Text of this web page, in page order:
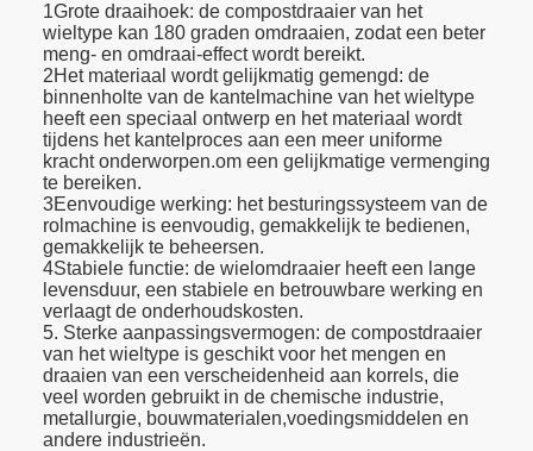
1Grote draaihoek: de compostdraaier van het
wieltype kan 180 graden omdraaien, zodat een beter
meng- en omdraai-effect wordt bereikt.
2Het materiaal wordt gelijkmatig gemengd: de
binnenholte van de kantelmachine van het wieltype
heeft een speciaal ontwerp en het materiaal wordt
tijdens het kantelproces aan een meer uniforme
kracht onderworpen.om een gelijkmatige vermenging
te bereiken.
3Eenvoudige werking: het besturingssysteem van de
rolmachine is eenvoudig, gemakkelijk te bedienen,
gemakkelijk te beheersen.
4Stabiele functie: de wielomdraaier heeft een lange
levensduur, een stabiele en betrouwbare werking en
verlaagt de onderhoudskosten.
5. Sterke aanpassingsvermogen: de compostdraaier
van het wieltype is geschikt voor het mengen en
draaien van een verscheidenheid aan korrels, die
veel worden gebruikt in de chemische industrie,
metallurgie, bouwmaterialen,voedingsmiddelen en
andere industrieën.